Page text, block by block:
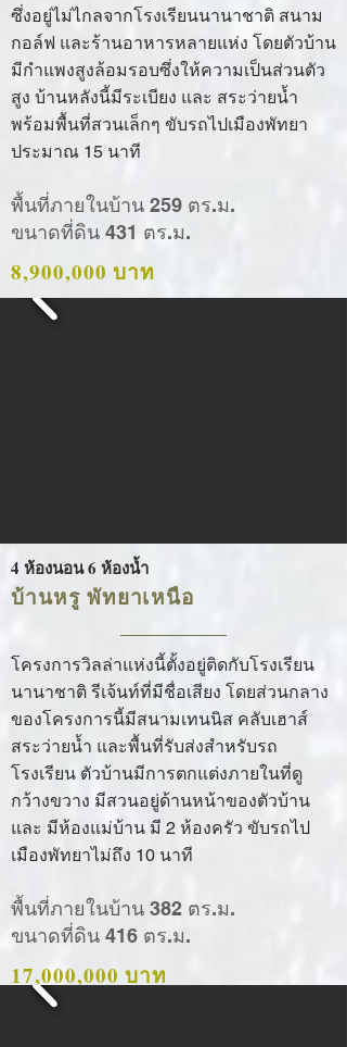
ซึ่งอยู่ไม่ไกลจากโรงเรียนนานาชาติ สนาม
กอล์ฟ และร้านอาหารหลายแห่ง โดยตัวบ้าน
มีกำแพงสูงล้อมรอบซึ่งให้ความเป็นส่วนตัว
สูง บ้านหลังนี้มีระเบียง และ สระว่ายน้ำ
พร้อมพื้นที่สวนเล็กๆ ขับรถไปเมืองพัทยา
ประมาณ 15 นาที
พื้นที่ภายในบ้าน 259 ตร.ม.
ขนาดที่ดิน 431 ตร.ม.
8,900,000 บาท
4 ห้องนอน 6 ห้องน้ำ
บ้านหรู พัทยาเหนือ
โครงการวิลล่าแห่งนี้ตั้งอยู่ติดกับโรงเรียน
นานาชาติ รีเจ้นท์ที่มีชื่อเสียง โดยส่วนกลาง
ของโครงการนี้มีสนามเทนนิส คลับเฮาส์
สระว่ายน้ำ และพื้นที่รับส่งสำหรับรถ
โรงเรียน ตัวบ้านมีการตกแต่งภายในที่ดู
กว้างขวาง มีสวนอยู่ด้านหน้าของตัวบ้าน
และ มีห้องแม่บ้าน มี 2 ​​ห้องครัว ขับรถไป
เมืองพัทยาไม่ถึง 10 นาที
พื้นที่ภายในบ้าน 382 ตร.ม.
ขนาดที่ดิน 416 ตร.ม.
17,000,000 บาท